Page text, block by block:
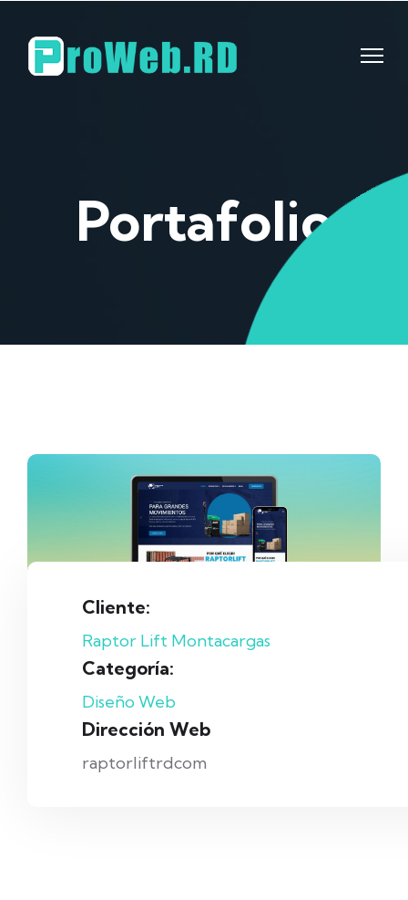
Portafolio
Cliente:
Raptor Lift Montacargas
Categoría:
Diseño Web
Dirección Web
raptorliftrdcom